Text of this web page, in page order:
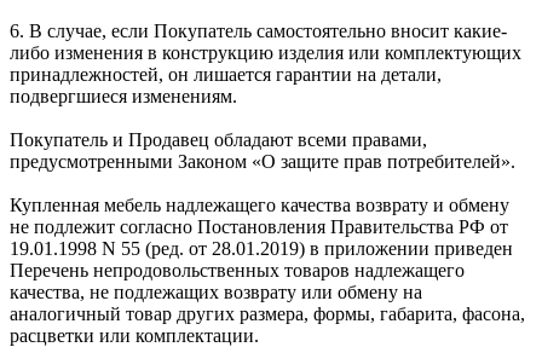
6. В случае, если Покупатель самостоятельно вносит какие-
либо изменения в конструкцию изделия или комплектующих
принадлежностей, он лишается гарантии на детали,
подвергшиеся изменениям.
Покупатель и Продавец обладают всеми правами,
предусмотренными Законом «О защите прав потребителей».
Купленная мебель надлежащего качества возврату и обмену
не подлежит согласно Постановления Правительства РФ от
19.01.1998 N 55 (ред. от 28.01.2019) в приложении приведен
Перечень непродовольственных товаров надлежащего
качества, не подлежащих возврату или обмену на
аналогичный товар других размера, формы, габарита, фасона,
расцветки или комплектации.